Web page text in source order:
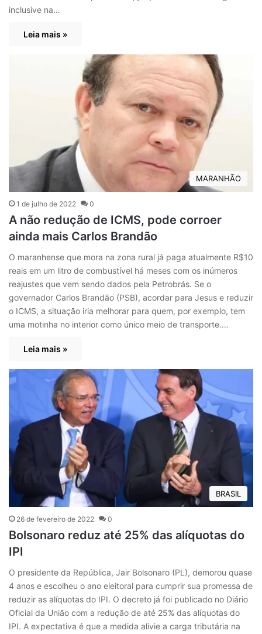
inclusive na…
Leia mais »
MARANHÃO
1 de julho de 2022 0
A não redução de ICMS, pode corroer
ainda mais Carlos Brandão
O maranhense que mora na zona rural já paga atualmente R$10
reais em um litro de combustível há meses com os inúmeros
reajustes que vem sendo dados pela Petrobrás. Se o
governador Carlos Brandão (PSB), acordar para Jesus e reduzir
o ICMS, a situação iria melhorar para quem, por exemplo, tem
uma motinha no interior como único meio de transporte.…
Leia mais »
BRASIL
26 de fevereiro de 2022 0
Bolsonaro reduz até 25% das alíquotas do
IPI
O presidente da República, Jair Bolsonaro (PL), demorou quase
4 anos e escolheu o ano eleitoral para cumprir sua promessa de
reduzir as alíquotas do IPI. O decreto já foi publicado no Diário
Oficial da União com a redução de até 25% das alíquotas do
IPI. A expectativa é que a medida alivie a carga tributária na